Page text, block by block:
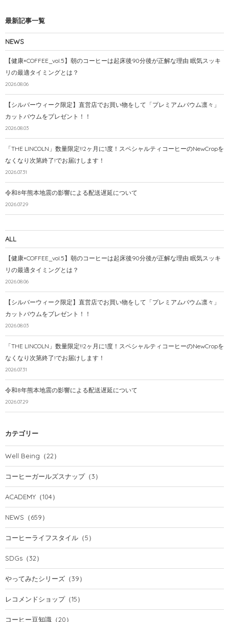
最新記事一覧
NEWS
【健康×COFFEE_vol.5】朝のコーヒーは起床後90分後が正解な理由 眠気スッキ
リの最適タイミングとは？
2026.08.06
【シルバーウィーク限定】直営店でお買い物をして「プレミアムバウム凛々」
カットバウムをプレゼント！！
2026.08.03
「THE LINCOLN」数量限定!!2ヶ月に1度！スペシャルティコーヒーのNewCropを
なくなり次第終了!でお届けします！
2026.07.31
令和8年熊本地震の影響による配送遅延について
2026.07.29
ALL
【健康×COFFEE_vol.5】朝のコーヒーは起床後90分後が正解な理由 眠気スッキ
リの最適タイミングとは？
2026.08.06
【シルバーウィーク限定】直営店でお買い物をして「プレミアムバウム凛々」
カットバウムをプレゼント！！
2026.08.03
「THE LINCOLN」数量限定!!2ヶ月に1度！スペシャルティコーヒーのNewCropを
なくなり次第終了!でお届けします！
2026.07.31
令和8年熊本地震の影響による配送遅延について
2026.07.29
カテゴリー
Well Being （22）
コーヒーガールズスナップ（3）
ACADEMY （104）
NEWS （659）
コーヒーライフスタイル （5）
SDGs （32）
やってみたシリーズ （39）
レコメンドショップ（15）
コーヒー豆知識 （20）